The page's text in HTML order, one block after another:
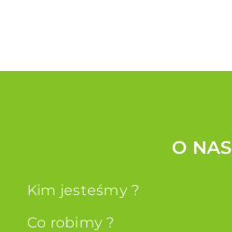
O NAS
Kim jesteśmy ?
Co robimy ?